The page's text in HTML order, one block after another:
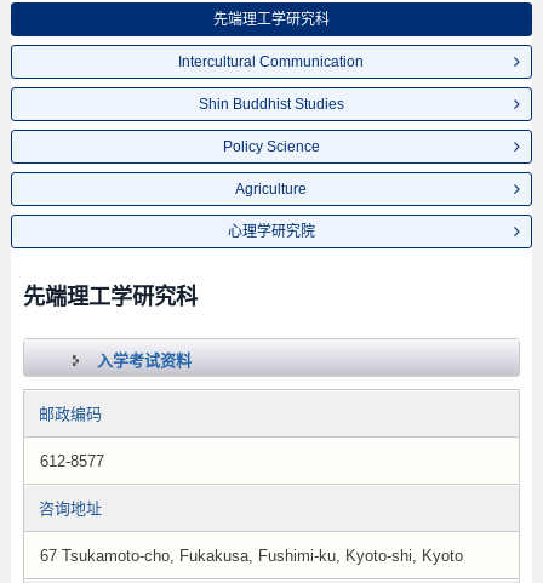
先端理工学研究科
Intercultural Communication
Shin Buddhist Studies
Policy Science
Agriculture
心理学研究院
先端理工学研究科
入学考试资料
邮政编码
612-8577
咨询地址
67 Tsukamoto-cho, Fukakusa, Fushimi-ku, Kyoto-shi, Kyoto